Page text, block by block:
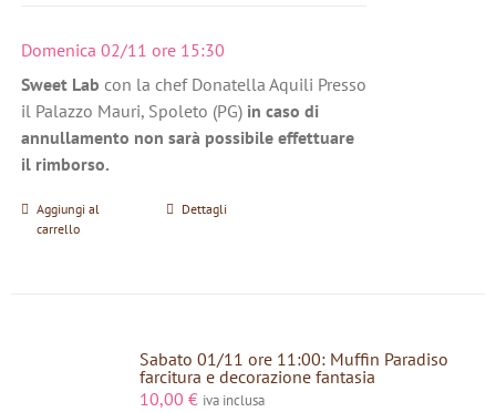
Domenica 02/11 ore 15:30
Sweet Lab con la chef Donatella Aquili Presso
il Palazzo Mauri, Spoleto (PG) in caso di
annullamento non sarà possibile effettuare
il rimborso.
Aggiungi al
carrello
Dettagli
Sabato 01/11 ore 11:00: Muffin Paradiso
farcitura e decorazione fantasia
10,00 € iva inclusa